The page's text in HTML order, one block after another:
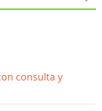
consulta y